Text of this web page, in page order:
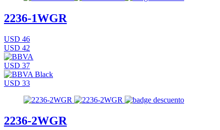
2236-1WGR
USD 46
USD 42
USD 37
USD 33
2236-2WGR